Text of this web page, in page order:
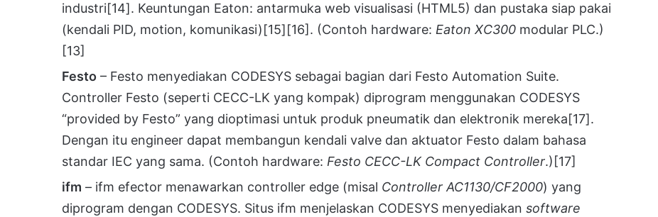
industri[14]. Keuntungan Eaton: antarmuka web visualisasi (HTML5) dan pustaka siap pakai
(kendali PID, motion, komunikasi)[15][16] . (Contoh hardware: Eaton XC300 modular PLC.)
[13]
Festo – Festo menyediakan CODESYS sebagai bagian dari Festo Automation Suite.
Controller Festo (seperti CECC-LK yang kompak) diprogram menggunakan CODESYS
“provided by Festo” yang dioptimasi untuk produk pneumatik dan elektronik mereka[17].
Dengan itu engineer dapat membangun kendali valve dan aktuator Festo dalam bahasa
standar IEC yang sama. (Contoh hardware: Festo CECC-LK Compact Controller.) [17]
ifm – ifm efector menawarkan controller edge (misal Controller AC1130/CF2000) yang
diprogram dengan CODESYS. Situs ifm menjelaskan CODESYS menyediakan software